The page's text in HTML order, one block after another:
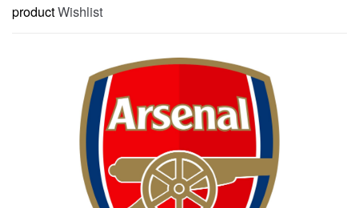
productWishlist